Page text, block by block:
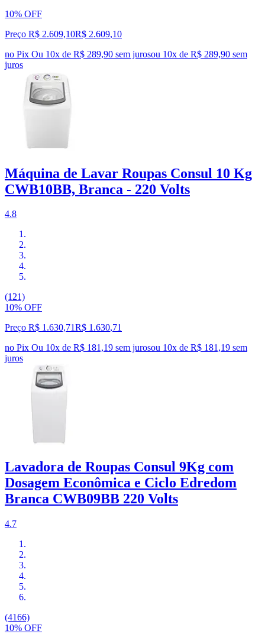
10% OFF
Preço R$ 2.609,10R$ 2.609,10
no Pix Ou 10x de R$ 289,90 sem jurosou 10x de R$ 289,90 sem
juros
Máquina de Lavar Roupas Consul 10 Kg
CWB10BB, Branca - 220 Volts
4.8
(121)
10% OFF
Preço R$ 1.630,71R$ 1.630,71
no Pix Ou 10x de R$ 181,19 sem jurosou 10x de R$ 181,19 sem
juros
Lavadora de Roupas Consul 9Kg com
Dosagem Econômica e Ciclo Edredom
Branca CWB09BB 220 Volts
4.7
(4166)
10% OFF